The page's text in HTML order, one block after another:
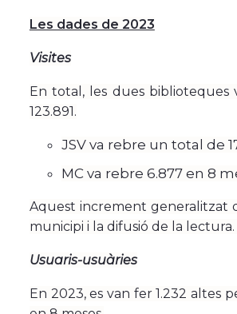
Les dades de 2023
Visites
En total, les dues biblioteques
123.891.
JSV va rebre un total de
MC va rebre 6.877 en 8
Aquest increment generalitzat
municipi i la difusió de la lectura.
Usuaris-usuàries
En 2023, es van fer 1.232 altes